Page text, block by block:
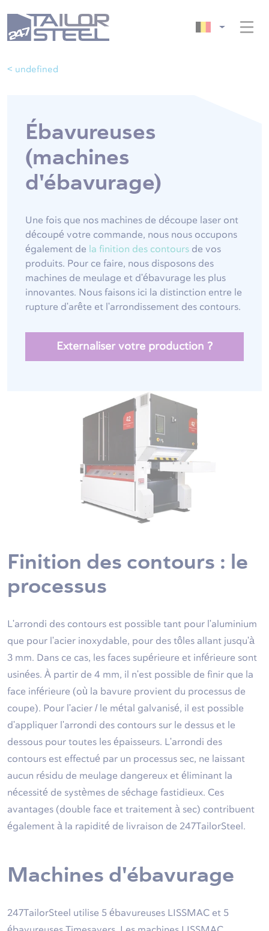
< undefined
Ébavureuses
(machines
d'ébavurage)
Une fois que nos machines de découpe laser ont
découpé votre commande, nous nous occupons
également de
la finition des contours de vos
produits. Pour ce faire, nous disposons des
machines de meulage et d'ébavurage les plus
innovantes. Nous faisons ici la distinction entre le
rupture d'arête et l'arrondissement des contours.
Externaliser votre production ?
Finition des contours : le
processus
L'arrondi des contours est possible tant pour l'aluminium
que pour l'acier inoxydable, pour des tôles allant jusqu'à
3 mm. Dans ce cas, les faces supérieure et inférieure sont
usinées. À partir de 4 mm, il n'est possible de finir que la
face inférieure (où la bavure provient du processus de
coupe). Pour l'acier / le métal galvanisé, il est possible
d'appliquer l'arrondi des contours sur le dessus et le
dessous pour toutes les épaisseurs. L'arrondi des
contours est effectué par un processus sec, ne laissant
aucun résidu de meulage dangereux et éliminant la
nécessité de systèmes de séchage fastidieux. Ces
avantages (double face et traitement à sec) contribuent
également à la rapidité de livraison de 247TailorSteel.
Machines d'ébavurage
247TailorSteel utilise 5 ébavureuses LISSMAC et 5